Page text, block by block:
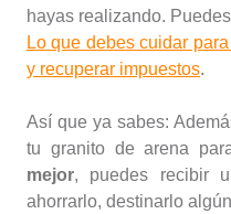
hayas realizando.
Lo que debes cuidar
y recuperar impuestos.
Así que ya sabes:
tu granito de arena
mejor, puedes recibir
ahorrarlo, destinarlo